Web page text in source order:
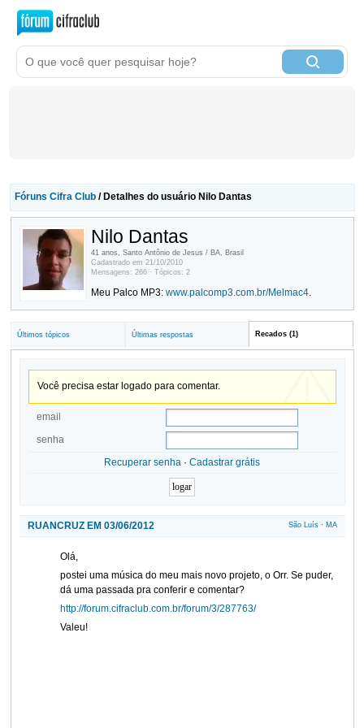
Fóruns Cifra Club/ Detalhes do usuário Nilo Dantas
Nilo Dantas
41 anos, Santo Antônio de Jesus / BA, Brasil
Cadastrado em 21/10/2010
Mensagens: 266 · Tópicos: 2
Meu Palco MP3: www.palcomp3.com.br/Melmac4.
Últimos tópicos Últimas respostas Recados (1)
Você precisa estar logado para comentar.
email
senha
Recuperar senha · Cadastrar grátis
RUANCRUZ EM 03/06/2012 São Luís· MA
Olá,
postei uma música do meu mais novo projeto, o Orr. Se puder,
dá uma passada pra conferir e comentar?
http://forum.cifraclub.com.br/forum/3/287763/
Valeu!